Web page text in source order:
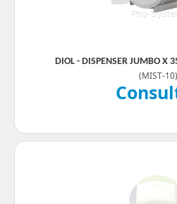
DIOL - DISPENSER JUMBO X
(MIST-10)